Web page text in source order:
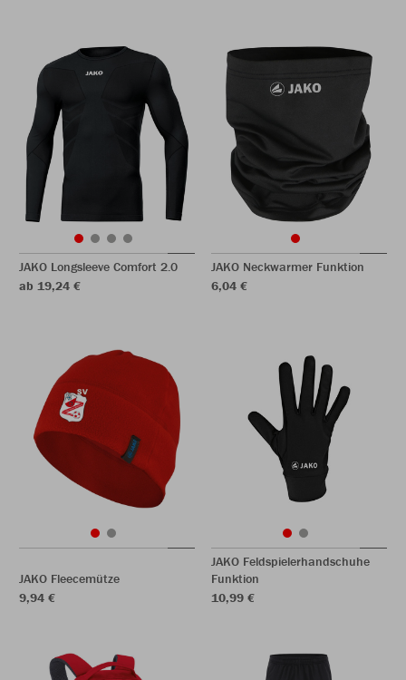
JAKO Longsleeve Comfort 2.0
ab 19,24 €
JAKO Neckwarmer Funktion
6,04 €
JAKO Fleecemütze
9,94 €
JAKO Feldspielerhandschuhe
Funktion
10,99 €